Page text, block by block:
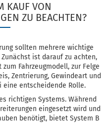
KAUF VON
ZU BEACHTEN?
sollten mehrere wichtige
ist darauf zu achten,
Fahrzeugmodell, zur Felge
Zentrierung, Gewindeart und
entscheidende Rolle.
richtigen Systems. Während
eingesetzt wird und
benötigt, bietet System B